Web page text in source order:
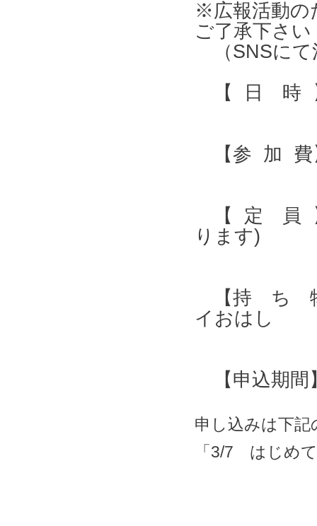
※広報活動の
ご了承下さい
（SNSにて
【 日 時
【参 加 費
【 定 員
ります)
【持 ち 物
イおはし
【申込期
申し込みは下
「3/7 はじめ